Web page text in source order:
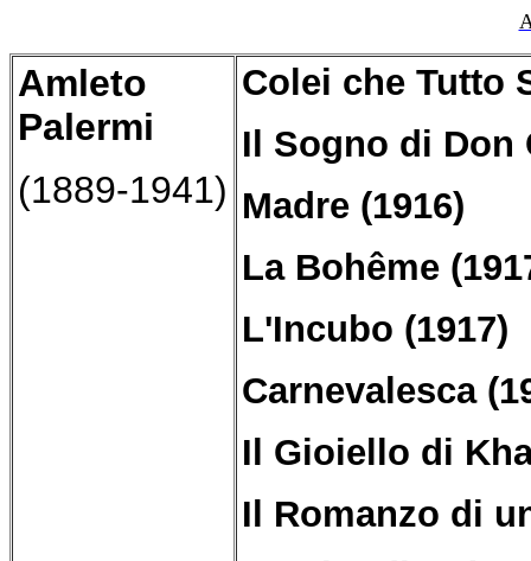
Amleto
Palermi
(1889-1941)
Colei che Tutto
Il Sogno di Don
Madre (1916)
La Bohême
L'Incubo (1917)
Carnevalesca
Il Gioiello di
Il Romanzo di